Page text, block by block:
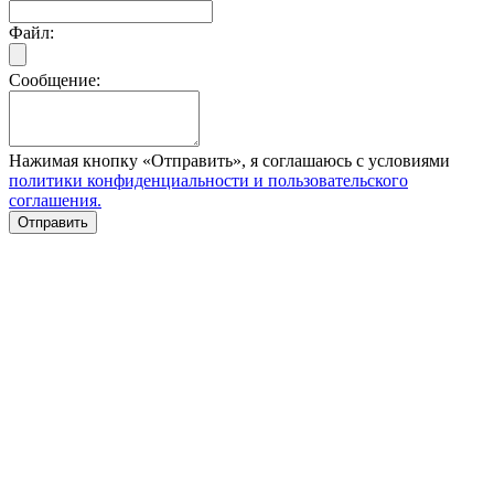
Файл:
Сообщение:
Нажимая кнопку «Отправить», я соглашаюсь с условиями
политики конфиденциальности и пользовательского
соглашения.
Отправить